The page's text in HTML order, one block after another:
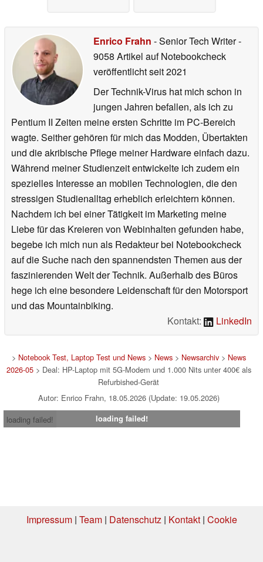
Enrico Frahn - Senior Tech Writer-
9058 Artikel auf Notebookcheck
veröffentlichtseit 2021
Der Technik-Virus hat mich schon in
jungen Jahren befallen, als ich zu
Pentium II Zeiten meine ersten Schritte im PC-Bereich
wagte. Seither gehören für mich das Modden, Übertakten
und die akribische Pflege meiner Hardware einfach dazu.
Während meiner Studienzeit entwickelte ich zudem ein
spezielles Interesse an mobilen Technologien, die den
stressigen Studienalltag erheblich erleichtern können.
Nachdem ich bei einer Tätigkeit im Marketing meine
Liebe für das Kreieren von Webinhalten gefunden habe,
begebe ich mich nun als Redakteur bei Notebookcheck
auf die Suche nach den spannendsten Themen aus der
faszinierenden Welt der Technik. Außerhalb des Büros
hege ich eine besondere Leidenschaft für den Motorsport
und das Mountainbiking.
Kontakt:
LinkedIn
> Notebook Test, Laptop Test und News> News> Newsarchiv> News
2026-05> Deal: HP-Laptop mit 5G-Modem und 1.000 Nits unter 400€ als
Refurbished-Gerät
Autor: Enrico Frahn, 18.05.2026 (Update: 19.05.2026)
loading failed!
loading failed!
Impressum| Team| Datenschutz| Kontakt| Cookie